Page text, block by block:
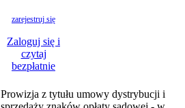
zarejestruj się
Zaloguj się i
czytaj
bezpłatnie
Prowizja z tytułu umowy dystrybucji i